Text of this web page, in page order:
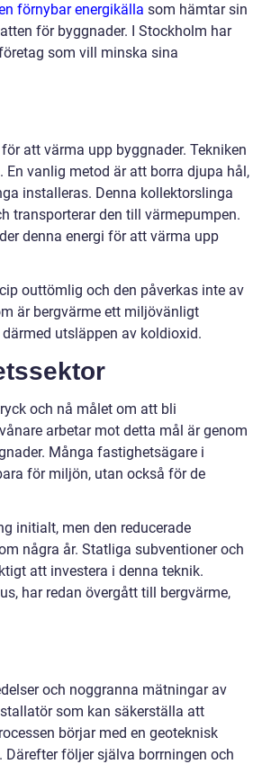
förnybar energikälla som hämtar sin
för byggnader. I Stockholm har
som vill minska sina
att värma upp byggnader. Tekniken
vanlig metod är att borra djupa hål,
installeras. Denna kollektorslinga
transporterar den till värmepumpen.
denna energi för att värma upp
outtömlig och den påverkas inte av
är bergvärme ett miljövänligt
utsläppen av koldioxid.
och nå målet om att bli
arbetar mot detta mål är genom
Många fastighetsägare i
för miljön, utan också för de
initialt, men den reducerade
några år. Statliga subventioner och
att investera i denna teknik.
har redan övergått till bergvärme,
och noggranna mätningar av
som kan säkerställa att
börjar med en geoteknisk
följer själva borrningen och